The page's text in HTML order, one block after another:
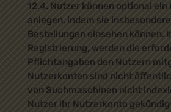
12.4. Nutzer können optional
anlegen, indem sie
Bestellungen einsehen können.
Registrierung, werden die
Pflichtangaben den Nutzern
Nutzerkonten sind nicht
von Suchmaschinen nicht
Nutzer ihr Nutzerkonto